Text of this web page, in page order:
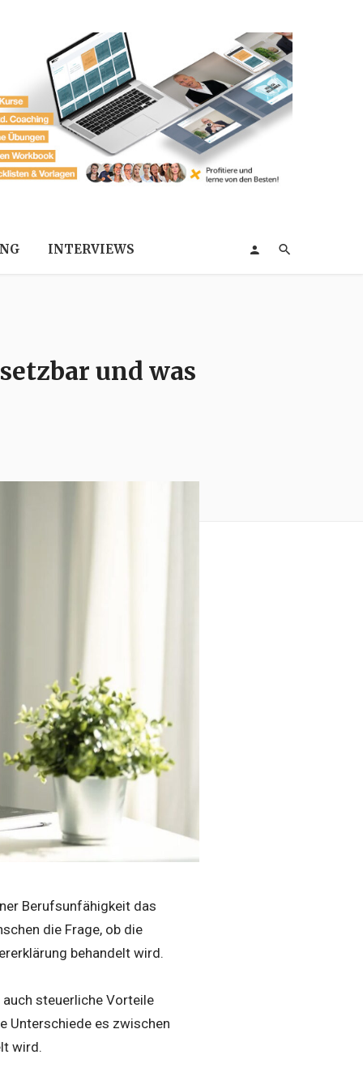
INTERVIEWS
und was
Berufsunfähigkeit das
die Frage, ob die
behandelt wird.
steuerliche Vorteile
Unterschiede es zwischen
wird.